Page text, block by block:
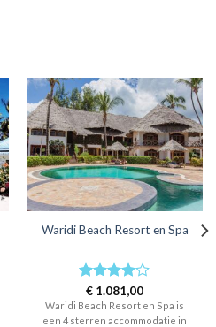
Waridi Beach Resort en Spa
Rated4
out of 5
€ 1.081,00
Waridi Beach Resort en Spa is
een 4 sterren accommodatie in